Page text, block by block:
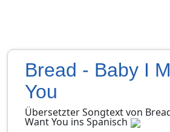
Bread - Baby I
You
Übersetzter Songtext von
Want You ins Spanisch